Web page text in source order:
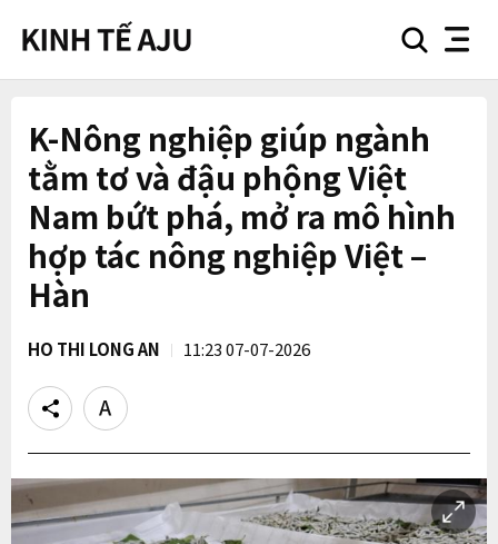
searchnav
K-Nông nghiệp giúp ngành
tằm tơ và đậu phộng Việt
Nam bứt phá, mở ra mô hình
hợp tác nông nghiệp Việt –
Hàn
HO THI LONG AN 11:23 07-07-2026
Share
Text
size